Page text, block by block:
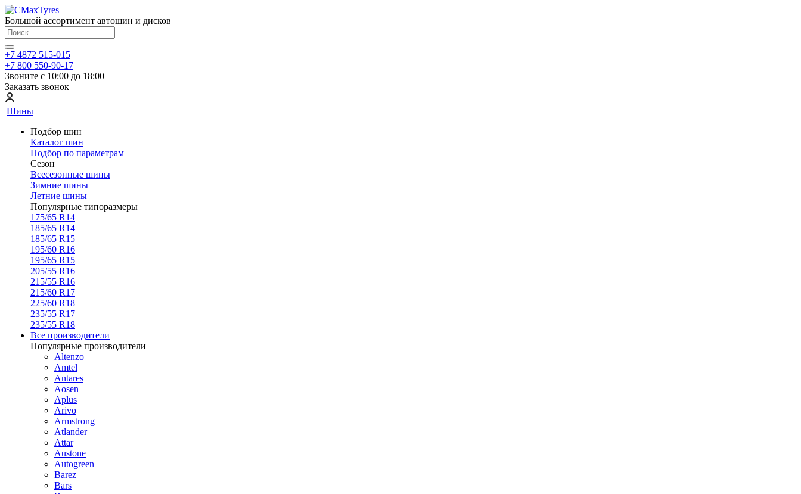
Большой ассортимент автошин и дисков
+7 4872 515-015
+7 800 550-90-17
Звоните с 10:00 до 18:00
Заказать звонок
Шины
Подбор шин
Каталог шин
Подбор по параметрам
Сезон
Всесезонные шины
Зимние шины
Летние шины
Популярные типоразмеры
175/65 R14
185/65 R14
185/65 R15
195/60 R16
195/65 R15
205/55 R16
215/55 R16
215/60 R17
225/60 R18
235/55 R17
235/55 R18
Все производители
Популярные производители
Altenzo
Amtel
Antares
Aosen
Aplus
Arivo
Armstrong
Atlander
Attar
Austone
Autogreen
Barez
Bars